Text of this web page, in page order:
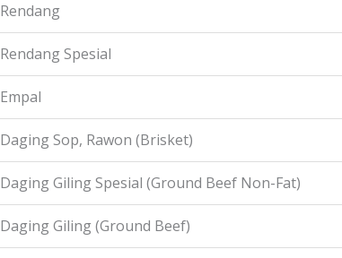
Rendang
Rendang Spesial
Empal
Daging Sop, Rawon (Brisket)
Daging Giling Spesial (Ground Beef Non-Fat)
Daging Giling (Ground Beef)